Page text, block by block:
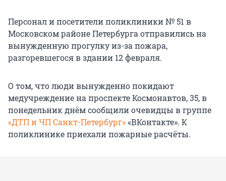
Персонал и посетители поликлиники № 51 в
Московском районе Петербурга отправились на
вынужденную прогулку из-за пожара,
разгоревшегося в здании 12 февраля.
О том, что люди вынужденно покидают
медучреждение на проспекте Космонавтов, 35, в
понедельник днём сообщили очевидцы в группе
«ДТП и ЧП Санкт-Петербург»«ВКонтакте». К
поликлинике приехали пожарные расчёты.